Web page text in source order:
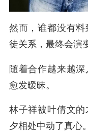
然而，谁都没有
徒关系，最终会演
随着合作越来越
愈发暧昧。
林子祥被叶倩文
夕相处中动了真心。